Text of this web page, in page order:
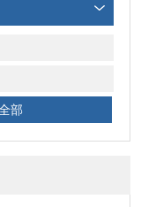
部